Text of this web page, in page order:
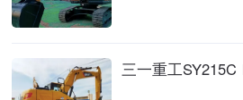
三一重工